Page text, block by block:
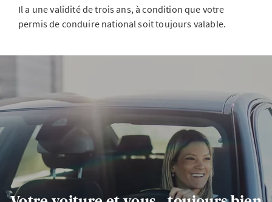
Il a une validité de trois ans, à condition que votre
permis de conduire national soit toujours valable.